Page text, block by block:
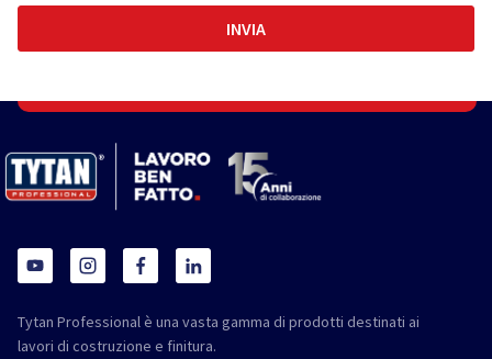
Tytan Professional è una vasta gamma di prodotti destinati ai
lavori di costruzione e finitura.